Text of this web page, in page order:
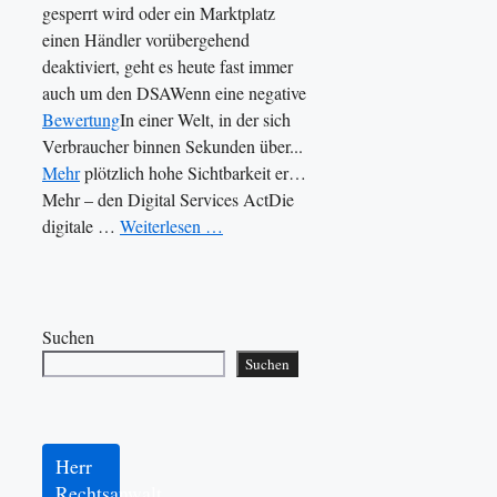
gesperrt wird oder ein Marktplatz
einen Händler vorübergehend
deaktiviert, geht es heute fast immer
auch um den DSAWenn eine negative
BewertungIn einer Welt, in der sich
Verbraucher binnen Sekunden über...
Mehrplötzlich hohe Sichtbarkeit er…
Mehr – den Digital Services ActDie
digitale … Weiterlesen …
Suchen
Suchen
Herr